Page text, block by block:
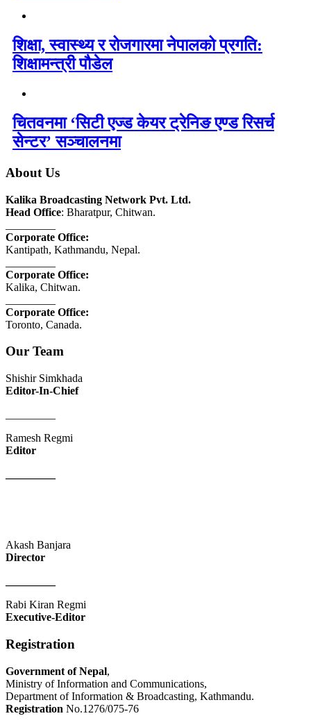
शिक्षा, स्वास्थ्य र रोजगारमा नेपालको प्रगति:
शिक्षामन्त्री पौडेल
चितवनमा ‘सिटी एज्ड केयर ट्रेनिङ एण्ड रिसर्च
सेन्टर’ सञ्चालनमा
About Us
Kalika Broadcasting Network Pvt. Ltd.
Head Office: Bharatpur, Chitwan.
Corporate Office:
Kantipath, Kathmandu, Nepal.
Corporate Office:
Kalika, Chitwan.
Corporate Office:
Toronto, Canada.
Our Team
Shishir Simkhada
Editor-In-Chief
Ramesh Regmi
Editor
Akash Banjara
Director
Rabi Kiran Regmi
Executive-Editor
Registration
Government of Nepal,
Ministry of Information and Communications,
Department of Information & Broadcasting, Kathmandu.
Registration No.1276/075-76